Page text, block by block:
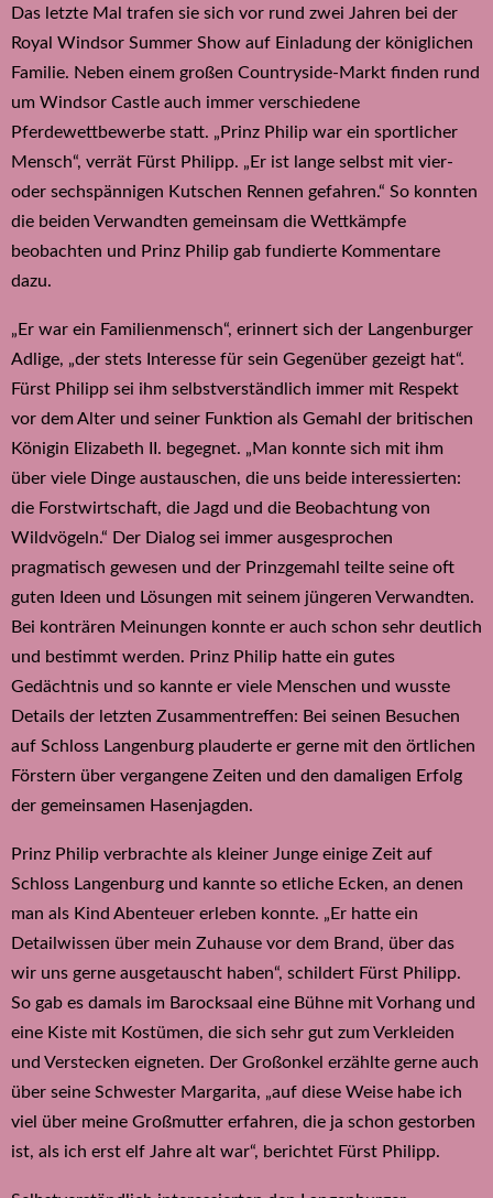
Das letzte Mal trafen sie sich vor rund zwei Jahren bei der
Royal Windsor Summer Show auf Einladung der königlichen
Familie. Neben einem großen Countryside-Markt finden rund
um Windsor Castle auch immer verschiedene
Pferdewettbewerbe statt. „Prinz Philip war ein sportlicher
Mensch“, verrät Fürst Philipp. „Er ist lange selbst mit vier-
oder sechspännigen Kutschen Rennen gefahren.“ So konnten
die beiden Verwandten gemeinsam die Wettkämpfe
beobachten und Prinz Philip gab fundierte Kommentare
dazu.
„Er war ein Familienmensch“, erinnert sich der Langenburger
Adlige, „der stets Interesse für sein Gegenüber gezeigt hat“.
Fürst Philipp sei ihm selbstverständlich immer mit Respekt
vor dem Alter und seiner Funktion als Gemahl der britischen
Königin Elizabeth II. begegnet. „Man konnte sich mit ihm
über viele Dinge austauschen, die uns beide interessierten:
die Forstwirtschaft, die Jagd und die Beobachtung von
Wildvögeln.“ Der Dialog sei immer ausgesprochen
pragmatisch gewesen und der Prinzgemahl teilte seine oft
guten Ideen und Lösungen mit seinem jüngeren Verwandten.
Bei konträren Meinungen konnte er auch schon sehr deutlich
und bestimmt werden. Prinz Philip hatte ein gutes
Gedächtnis und so kannte er viele Menschen und wusste
Details der letzten Zusammentreffen: Bei seinen Besuchen
auf Schloss Langenburg plauderte er gerne mit den örtlichen
Förstern über vergangene Zeiten und den damaligen Erfolg
der gemeinsamen Hasenjagden.
Prinz Philip verbrachte als kleiner Junge einige Zeit auf
Schloss Langenburg und kannte so etliche Ecken, an denen
man als Kind Abenteuer erleben konnte. „Er hatte ein
Detailwissen über mein Zuhause vor dem Brand, über das
wir uns gerne ausgetauscht haben“, schildert Fürst Philipp.
So gab es damals im Barocksaal eine Bühne mit Vorhang und
eine Kiste mit Kostümen, die sich sehr gut zum Verkleiden
und Verstecken eigneten. Der Großonkel erzählte gerne auch
über seine Schwester Margarita, „auf diese Weise habe ich
viel über meine Großmutter erfahren, die ja schon gestorben
ist, als ich erst elf Jahre alt war“, berichtet Fürst Philipp.